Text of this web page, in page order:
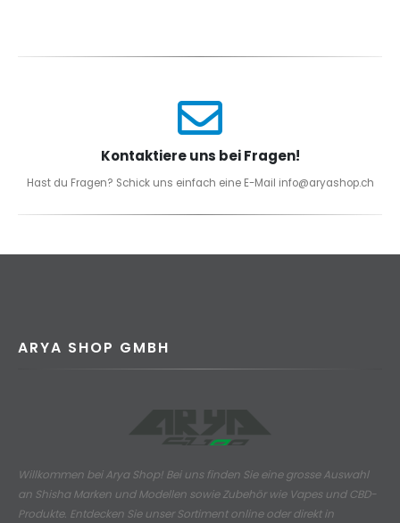
Kontaktiere uns bei Fragen!
Hast du Fragen? Schick uns einfach eine E-Mail info@aryashop.ch
ARYA SHOP GMBH
Willkommen bei Arya Shop! Bei uns finden Sie eine grosse Auswahl
an Shisha Marken und Modellen sowie Zubehör wie Vapes und CBD-
Produkte. Entdecken Sie unser Sortiment online oder direkt in